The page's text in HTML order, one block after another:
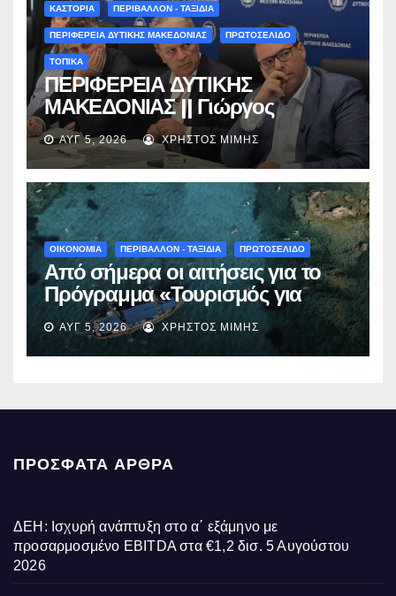
ΚΑΣΤΟΡΙΑ ΠΕΡΙΒΑΛΛΟΝ - ΤΑΞΙΔΙΑ
ΠΕΡΙΦΕΡΕΙΑ ΔΥΤΙΚΗΣ ΜΑΚΕΔΟΝΙΑΣ ΠΡΩΤΟΣΕΛΙΔΟ
ΤΟΠΙΚΑ
ΠΕΡΙΦΕΡΕΙΑ ΔΥΤΙΚΗΣ
ΜΑΚΕΔΟΝΙΑΣ || Γιώργος
Αμανατίδης για Φράγμα
Νεστορίου: «Η δέσμευσή μας
γίνεται πράξη με εξασφαλισμένη
χρηματοδότηση»
ΑΥΓ 5, 2026 ΧΡΉΣΤΟΣ ΜΊΜΗΣ
ΟΙΚΟΝΟΜΙΑ ΠΕΡΙΒΑΛΛΟΝ - ΤΑΞΙΔΙΑ ΠΡΩΤΟΣΕΛΙΔΟ
Από σήμερα οι αιτήσεις για το
Πρόγραμμα «Τουρισμός για
Όλους 2026-2027» – Πότε λήγει
η προσθεσμία
ΑΥΓ 5, 2026 ΧΡΉΣΤΟΣ ΜΊΜΗΣ
ΠΡΌΣΦΑΤΑ ΆΡΘΡΑ
ΔΕΗ: Ισχυρή ανάπτυξη στο α΄ εξάμηνο με
προσαρμοσμένο EBITDA στα €1,2 δισ. 5 Αυγούστου
2026